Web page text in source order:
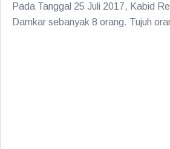
Pada Tanggal 25 Juli 2017, Kabid
Damkar sebanyak 8 orang. Tujuh